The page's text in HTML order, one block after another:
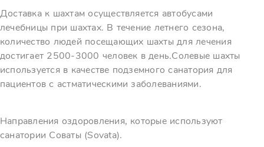
Доставка к шахтам осуществляется автобусами
лечебницы при шахтах. В течение летнего сезона,
количество людей посещающих шахты для лечения
достигает 2500-3000 человек в день.Солевые шахты
используется в качестве подземного санатория для
пациентов с астматическими заболеваниями.
Направления оздоровления, которые используют
санатории Соваты (Sovata).